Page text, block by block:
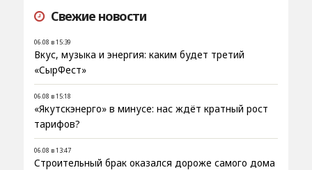
Свежие новости
06.08 в 15:39
Вкус, музыка и энергия: каким будет третий
«СырФест»
06.08 в 15:18
«Якутскэнерго» в минусе: нас ждёт кратный рост
тарифов?
06.08 в 13:47
Строительный брак оказался дороже самого дома